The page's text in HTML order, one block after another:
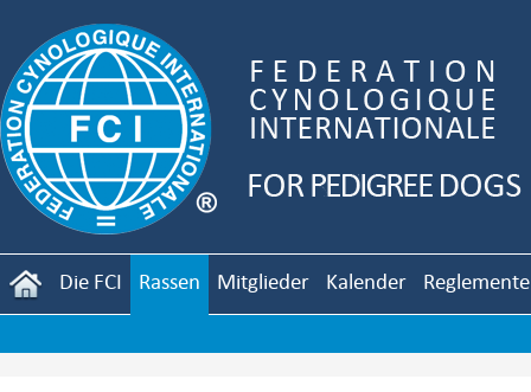
Die FCI Rassen Mitglieder Kalender Reglemente